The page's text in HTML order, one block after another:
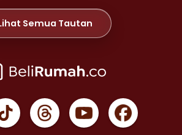
>
>
Jakarta Pusat >
>
Baru >
Semua Tautan